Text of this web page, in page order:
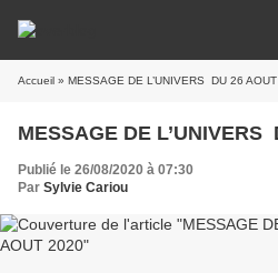
Accueil » MESSAGE DE L’UNIVERS DU 26
MESSAGE DE L’UNIVERS
Publié le 26/08/2020 à 07:30
Par Sylvie Cariou